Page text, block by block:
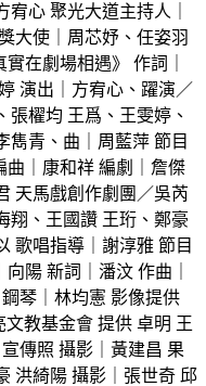
心 聚光大道主持人｜
大使｜周芯妤、任姿羽
在劇場相遇》 作詞｜
演出｜方宥心、躍演／
張櫂均 王爲、王雯婷、
雋青、曲｜周藍萍 節目
曲｜康和祥 編劇｜詹傑
天馬戲創作劇團／吳芮
翔、王國讚 王珩、鄭豪
歌唱指導｜謝淳雅 節目
陽 新詞｜潘汶 作曲｜
琴｜林均憲 影像提供
教基金會 提供 卓明 王
傳照 攝影｜黃建昌 果
洪綺陽 攝影｜張世奇 邱